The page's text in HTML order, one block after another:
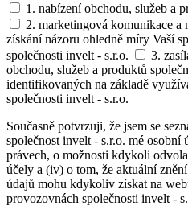
1. nabízení obchodu, služeb a
2. marketingová komunikace
získání názoru ohledně míry Vaší
společnosti invelt - s.r.o.
3.
obchodu, služeb a produktů
identifikovaných na základě
společnosti invelt - s.r.o.
Současně potvrzuji, že jsem se
společnost invelt - s.r.o. mé osobní
právech, o možnosti kdykoli
účely a (iv) o tom, že aktuální
údajů mohu kdykoliv získat na
provozovnách společnosti invelt -